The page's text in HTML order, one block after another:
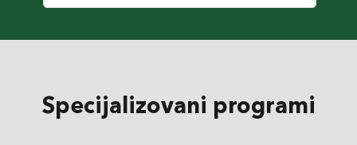
Specijalizovani programi